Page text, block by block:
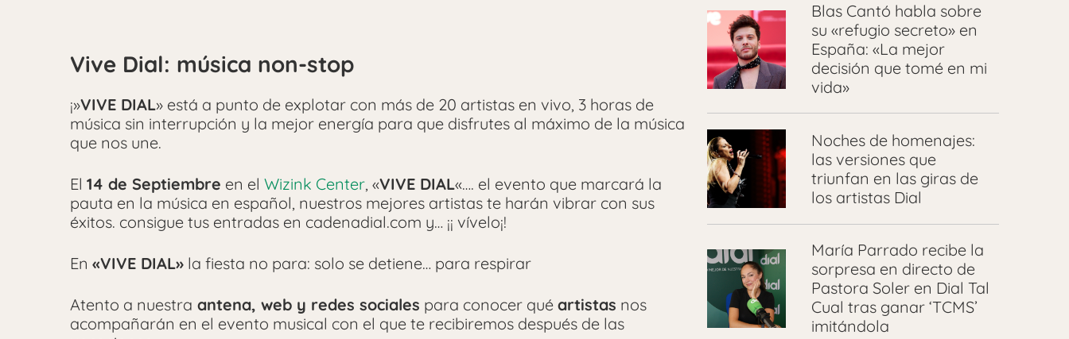
Vive Dial: música non-stop
¡»VIVE DIAL» está a punto de explotar con más de 20 artistas en vivo, 3 horas de
música sin interrupción y la mejor energía para que disfrutes al máximo de la música
que nos une.
El 14 de Septiembre en el Wizink Center, «VIVE DIAL«…. el evento que marcará la
pauta en la música en español, nuestros mejores artistas te harán vibrar con sus
éxitos. consigue tus entradas en cadenadial.com y… ¡¡ vívelo¡!
En «VIVE DIAL» la fiesta no para: solo se detiene… para respirar
Atento a nuestra antena, web y redes sociales para conocer qué artistas nos
acompañarán en el evento musical con el que te recibiremos después de las
Blas Cantó habla sobre
su «refugio secreto» en
España: «La mejor
decisión que tomé en mi
vida»
Noches de homenajes:
las versiones que
triunfan en las giras de
los artistas Dial
María Parrado recibe la
sorpresa en directo de
Pastora Soler en Dial Tal
Cual tras ganar ‘TCMS’
imitándola